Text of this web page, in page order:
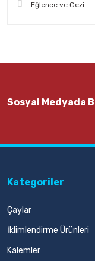
Eğlence ve Gezi
Sosyal Medyada
Kategoriler
Çaylar
İklimlendirme Ürünleri
Kalemler